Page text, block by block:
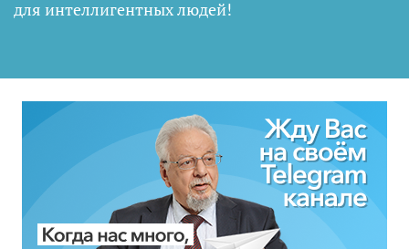
для интеллигентных людей!